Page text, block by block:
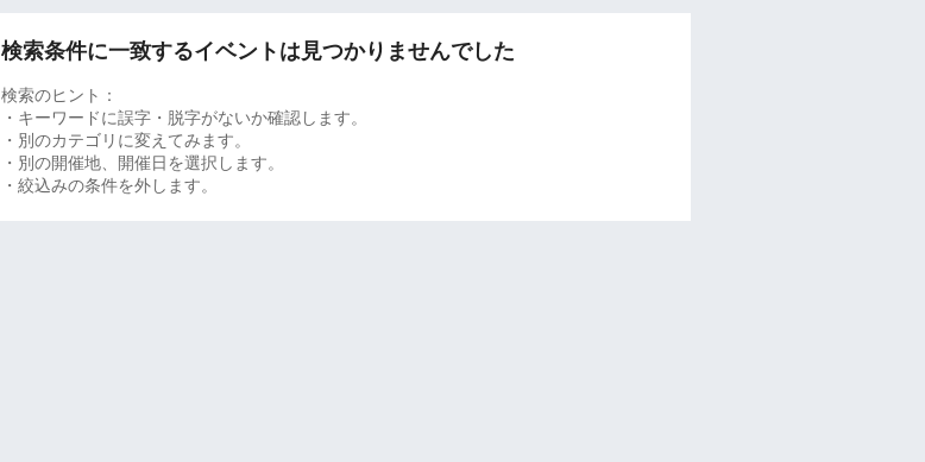
検索条件に一致するイベントは見つかりませんでした
検索のヒント：
・キーワードに誤字・脱字がないか確認します。
・別のカテゴリに変えてみます。
・別の開催地、開催日を選択します。
・絞込みの条件を外します。